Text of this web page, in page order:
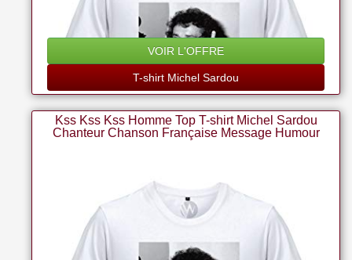
VOIR L'OFFRE
T-shirt Michel Sardou
Kss Kss Kss Homme Top T-shirt Michel Sardou
Chanteur Chanson Française Message Humour